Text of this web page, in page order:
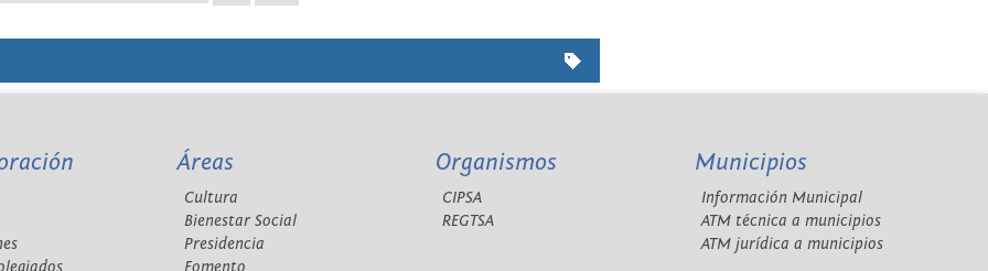
Áreas
Cultura
Bienestar Social
Presidencia
Organismos
CIPSA
REGTSA
Municipios
Información Municipal
ATM técnica a municipios
ATM jurídica a municipios